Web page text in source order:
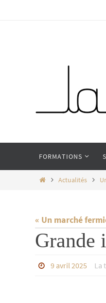
le
FORMATIONS
HomeActualités
« Un marché
Grande
9 avril 2025 La